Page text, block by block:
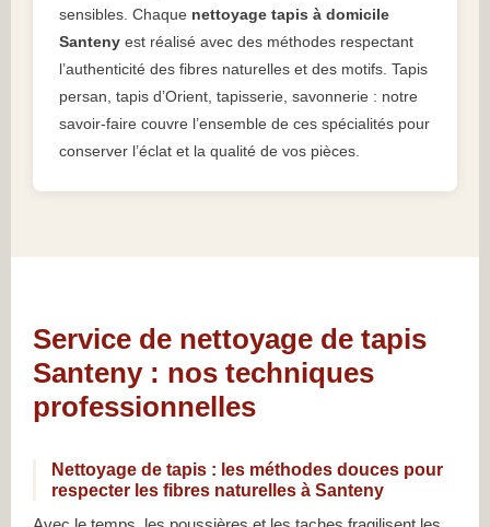
sensibles. Chaque nettoyage tapis à domicile
Santeny est réalisé avec des méthodes respectant
l’authenticité des fibres naturelles et des motifs. Tapis
persan, tapis d’Orient, tapisserie, savonnerie : notre
savoir-faire couvre l’ensemble de ces spécialités pour
conserver l’éclat et la qualité de vos pièces.
Service de nettoyage de tapis
Santeny : nos techniques
professionnelles
Nettoyage de tapis : les méthodes douces pour
respecter les fibres naturelles à Santeny